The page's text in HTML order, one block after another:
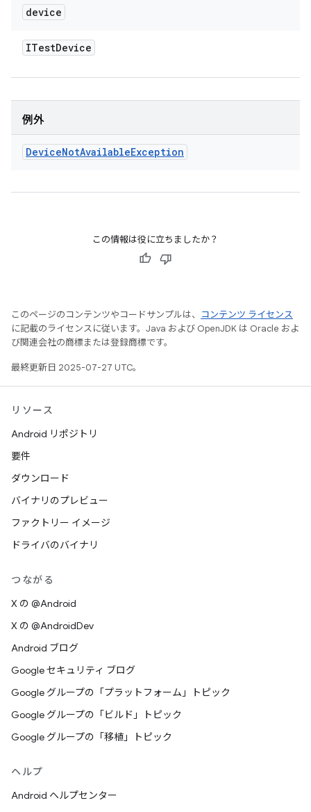
device
ITestDevice
例外
DeviceNotAvailableException
この情報は役に立ちましたか？
このページのコンテンツやコードサンプルは、
コンテンツ ライセンス
に記載のライセンスに従います。Java および OpenJDK は Oracle およ
び関連会社の商標または登録商標です。
最終更新日 2025-07-27 UTC。
リソース
Android リポジトリ
要件
ダウンロード
バイナリのプレビュー
ファクトリー イメージ
ドライバのバイナリ
つながる
X の @Android
X の @AndroidDev
Android ブログ
Google セキュリティ ブログ
Google グループの「プラットフォーム」トピック
Google グループの「ビルド」トピック
Google グループの「移植」トピック
ヘルプ
Android ヘルプセンター